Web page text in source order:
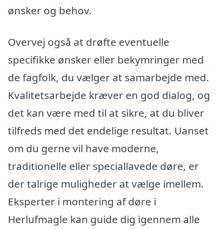
ønsker og behov.
Overvej også at drøfte eventuelle
specifikke ønsker eller bekymringer med
de fagfolk, du vælger at samarbejde med.
Kvalitetsarbejde kræver en god dialog, og
det kan være med til at sikre, at du bliver
tilfreds med det endelige resultat. Uanset
om du gerne vil have moderne,
traditionelle eller speciallavede døre, er
der talrige muligheder at vælge imellem.
Eksperter i montering af døre i
Herlufmagle kan guide dig igennem alle